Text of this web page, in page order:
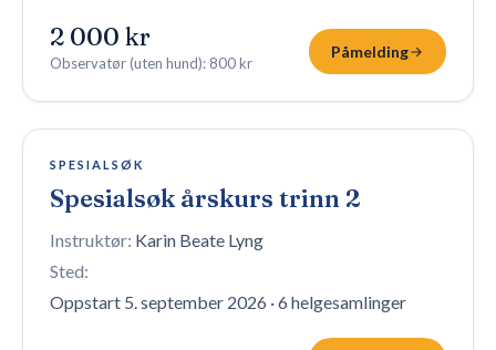
2 000 kr
Observatør (uten hund): 800 kr
Påmelding
16 plasser igjen
SPESIALSØK
Spesialsøk årskurs trinn 2
Instruktør: Karin Beate Lyng
Sted:
Oppstart 5. september 2026 ·6 helgesamlinger